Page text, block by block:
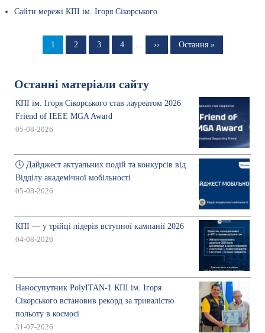
Сайти мережі КПІ ім. Ігоря Сікорського
Сторінка
1 Сторінка
2 Сторінка
3 Сторінка
4
Наступна
››
Остання
Остання »
Останні матеріали сайту
КПІ ім. Ігоря Сікорського став лауреатом 2026
Friend of IEEE MGA Award
05-08-2026
🕔 Дайджест актуальних подій та конкурсів від
Відділу академічної мобільності
05-08-2026
КПІ — у трійці лідерів вступної кампанії 2026
04-08-2026
Наносупутник PolyITAN-1 КПІ ім. Ігоря
Сікорського встановив рекорд за тривалістю
польоту в космосі
31-07-2026